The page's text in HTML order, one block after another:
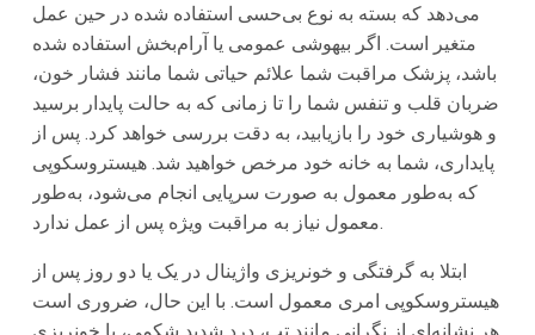
می‌دهد که بسته به نوع بی‌حسی استفاده شده در حین عمل
متغیر است. اگر بیهوشی عمومی یا آرام‌بخش استفاده شده
باشد، پزشک مراقبت شما علائم حیاتی شما مانند فشار خون،
ضربان قلب و تنفس شما را تا زمانی که به حالت پایدار برسید
و هوشیاری خود را بازیابید، به دقت بررسی خواهد کرد. پس از
پایداری، شما به خانه خود مرخص خواهید شد. هیستروسکوپی
که به‌طور معمول به صورت سرپایی انجام می‌شود، به‌طور
معمول نیاز به مراقبت ویژه پس از عمل ندارد.
ابتلا به گرفتگی و خونریزی واژینال در یک یا دو روز پس از
هیستروسکوپی امری معمول است. با این حال، ضروری است